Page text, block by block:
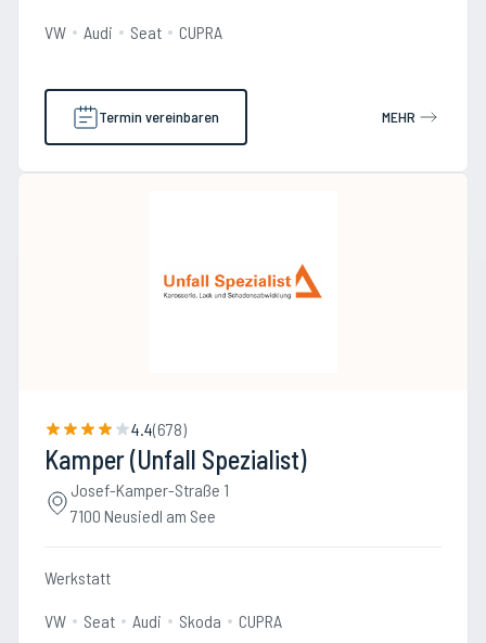
VW Audi Seat CUPRA
Termin vereinbaren MEHR
4.4(678)
Kamper (Unfall Spezialist)
Josef-Kamper-Straße 1
7100 Neusiedl am See
Werkstatt
VW Seat Audi Skoda CUPRA